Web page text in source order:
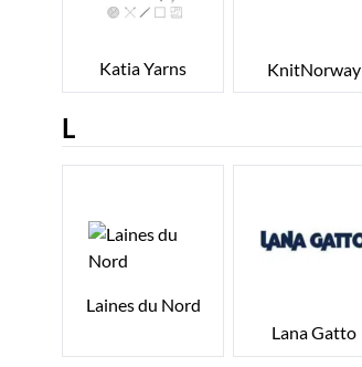
Katia Yarns KnitNorway
L
Laines du Nord
Lana Gatto